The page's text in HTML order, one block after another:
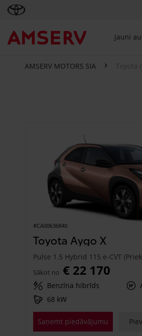
Jauni
AMSERV MOTORS SIA Toyota
#CA00636840
Toyota Aygo X
Pulse 1.5 Hybrid 115 e-CVT
Sākot no € 22 170
Benzīna hibrīds
68 kW
Saņemt piedāvājumu